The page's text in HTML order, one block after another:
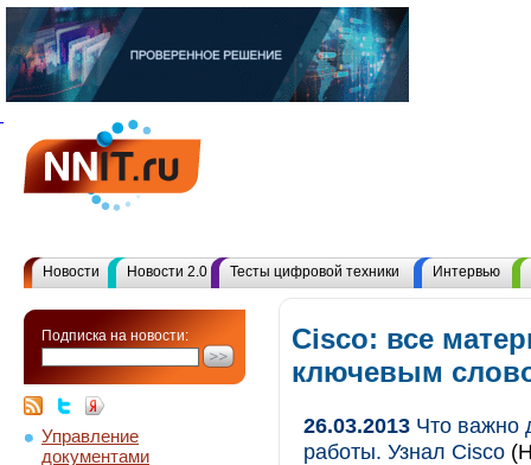
Новости Новости 2.0 Тесты цифровой техники Интервью
Подписка на новости:
Управление
документами
Cisco: все
ключевым
26.03.2013 Что важно
работы. Узнал Cisco